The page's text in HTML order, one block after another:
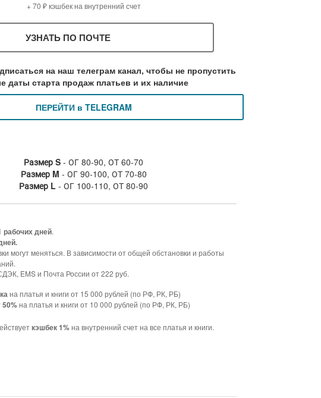
+ 70 ₽ кэшбек на внутренний счет
УЗНАТЬ ПО ПОЧТЕ
на наш телеграм канал, чтобы не пропустить
даты старта продаж платьев и их наличие
ПЕРЕЙТИ в TELEGRAM
Размер S - ОГ 80-90, ОТ 60-70
Размер M - ОГ 90-100, ОТ 70-80
Размер L - ОГ 100-110, ОТ 80-90
рабочих дней.
могут меняться. В зависимости от общей обстановки и работы
EMS и Почта России от 222 руб.
на платья и книги от 15 000 рублей (по РФ, РК, РБ)
50% на платья и книги от 10 000 рублей (по РФ, РК, РБ)
кэшбек 1% на внутренний счет на все платья и книги.